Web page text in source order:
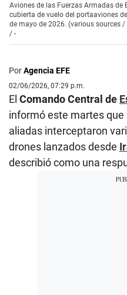
Aviones de las Fuerzas Armadas de
cubierta de vuelo del portaaviones
de mayo de 2026. (various sources /
/ -
PorAgencia EFE
02/06/2026, 07:29 p.m.
El Comando Central de
informó este martes
aliadas interceptaron
drones lanzados desde
describió como una